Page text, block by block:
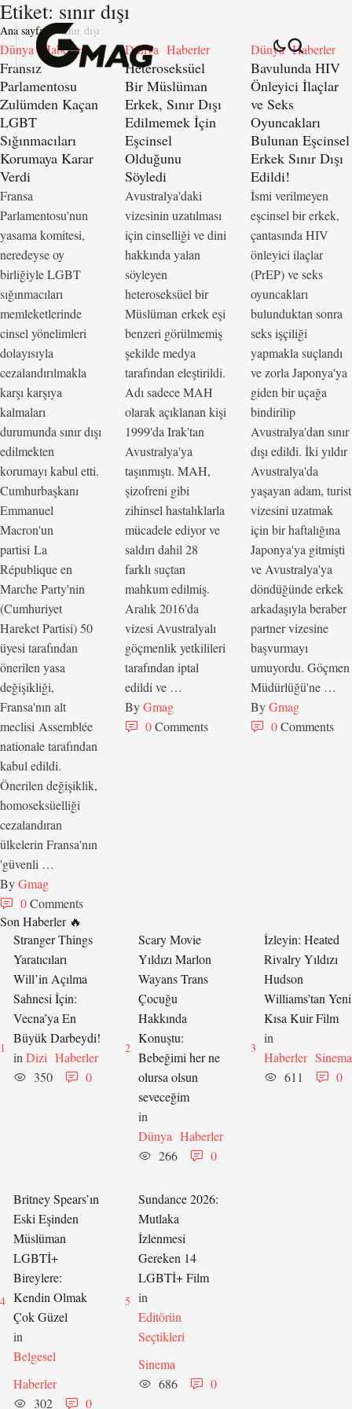
Etiket: sınır dışı
Ana sayfa sınır dışı
Dünya Haberler
Fransız
Parlamentosu
Zulümden Kaçan
LGBT
Sığınmacıları
Korumaya Karar
Verdi
Fransa
Parlamentosu'nun
yasama komitesi,
neredeyse oy
birliğiyle LGBT
sığınmacıları
memleketlerinde
cinsel yönelimleri
dolayısıyla
cezalandırılmakla
karşı karşıya
kalmaları
durumunda sınır dışı
edilmekten
korumayı kabul etti.
Cumhurbaşkanı
Emmanuel
Macron'un
partisi La
République en
Marche Party'nin
(Cumhuriyet
Hareket Partisi) 50
üyesi tarafından
önerilen yasa
değişikliği,
Fransa'nın alt
meclisi Assemblée
nationale tarafından
kabul edildi.
Önerilen değişiklik,
homoseksüelliği
cezalandıran
ülkelerin Fransa'nın
'güvenli …
By Gmag
0 Comments
Dünya Haberler
Heteroseksüel
Bir Müslüman
Erkek, Sınır Dışı
Edilmemek İçin
Eşcinsel
Olduğunu
Söyledi
Avustralya'daki
vizesinin uzatılması
için cinselliği ve dini
hakkında yalan
söyleyen
heteroseksüel bir
Müslüman erkek eşi
benzeri görülmemiş
şekilde medya
tarafından eleştirildi.
Adı sadece MAH
olarak açıklanan kişi
1999'da Irak'tan
Avustralya'ya
taşınmıştı. MAH,
şizofreni gibi
zihinsel hastalıklarla
mücadele ediyor ve
saldırı dahil 28
farklı suçtan
mahkum edilmiş.
Aralık 2016'da
vizesi Avustralyalı
göçmenlik yetkilileri
tarafından iptal
edildi ve …
By Gmag
0 Comments
Dünya Haberler
Bavulunda HIV
Önleyici İlaçlar
ve Seks
Oyuncakları
Bulunan Eşcinsel
Erkek Sınır Dışı
Edildi!
İsmi verilmeyen
eşcinsel bir erkek,
çantasında HIV
önleyici ilaçlar
(PrEP) ve seks
oyuncakları
bulunduktan sonra
seks işçiliği
yapmakla suçlandı
ve zorla Japonya'ya
giden bir uçağa
bindirilip
Avustralya'dan sınır
dışı edildi. İki yıldır
Avustralya'da
yaşayan adam, turist
vizesini uzatmak
için bir haftalığına
Japonya'ya gitmişti
ve Avustralya'ya
döndüğünde erkek
arkadaşıyla beraber
partner vizesine
başvurmayı
umuyordu. Göçmen
Müdürlüğü'ne …
By Gmag
0 Comments
Son Haberler 🔥
1
Stranger Things
Yaratıcıları
Will’in Açılma
Sahnesi İçin:
Vecna’ya En
Büyük Darbeydi!
in Dizi Haberler
350
0
2
Scary Movie
Yıldızı Marlon
Wayans Trans
Çocuğu
Hakkında
Konuştu:
Bebeğimi her ne
olursa olsun
seveceğim
in
Dünya Haberler
266
0
3
İzleyin: Heated
Rivalry Yıldızı
Hudson
Williams’tan Yeni
Kısa Kuir Film
in
Haberler Sinema
611
0
4
Britney Spears’ın
Eski Eşinden
Müslüman
LGBTİ+
Bireylere:
Kendin Olmak
Çok Güzel
in
Belgesel
Haberler
302
0
5
Sundance 2026:
Mutlaka
İzlenmesi
Gereken 14
LGBTİ+ Film
in
Editörün
Seçtikleri
Sinema
686
0